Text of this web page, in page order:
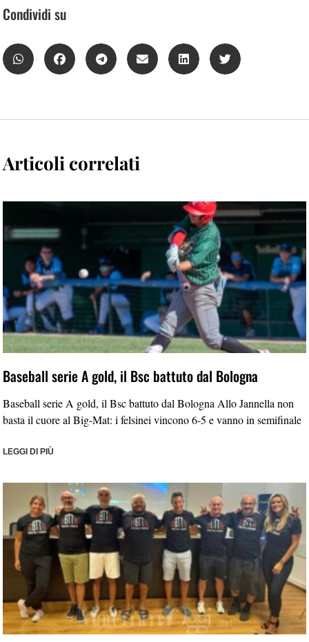
Condividi su
Articoli correlati
Baseball serie A gold, il Bsc battuto dal Bologna
Baseball serie A gold, il Bsc battuto dal Bologna Allo Jannella non
basta il cuore al Big-Mat: i felsinei vincono 6-5 e vanno in semifinale
LEGGI DI PIÙ